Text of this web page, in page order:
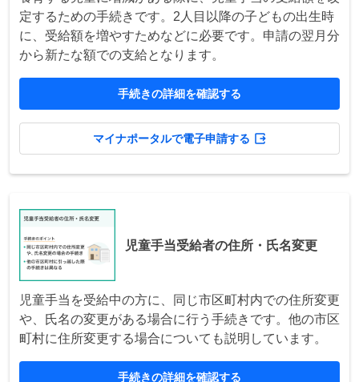
定するための手続きです。2人目以降の子どもの出生時
に、受給額を増やすためなどに必要です。申請の翌月分
から新たな額での支給となります。
手続きの詳細を確認する
マイナポータルで電子申請する
児童手当受給者の住所・氏名変更
児童手当を受給中の方に、同じ市区町村内での住所変更
や、氏名の変更がある場合に行う手続きです。他の市区
町村に住所変更する場合についても説明しています。
手続きの詳細を確認する